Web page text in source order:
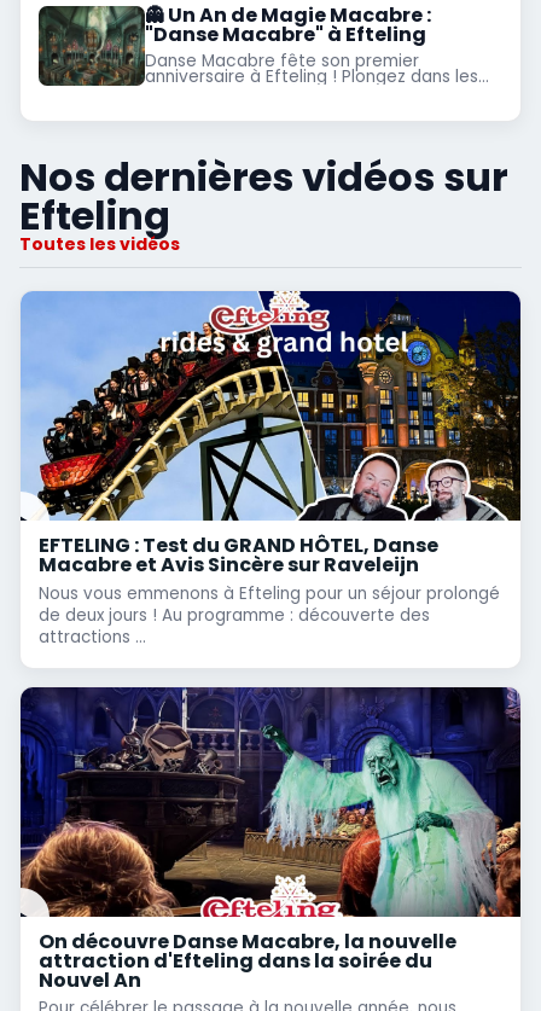
l'équipe Park Trips.
👻 Un An de Magie Macabre :
"Danse Macabre" à Efteling
Danse Macabre fête son premier
anniversaire à Efteling ! Plongez dans les
coulisses de la création de cette
successeur du Spookslot : un triomphe
Nos dernières vidéos sur
Efteling
Toutes les vidéos
EFTELING : Test du GRAND HÔTEL, Danse
Macabre et Avis Sincère sur Raveleijn
Nous vous emmenons à Efteling pour un séjour prolongé
de deux jours ! Au programme : découverte des
attractions ...
On découvre Danse Macabre, la nouvelle
attraction d'Efteling dans la soirée du
Nouvel An